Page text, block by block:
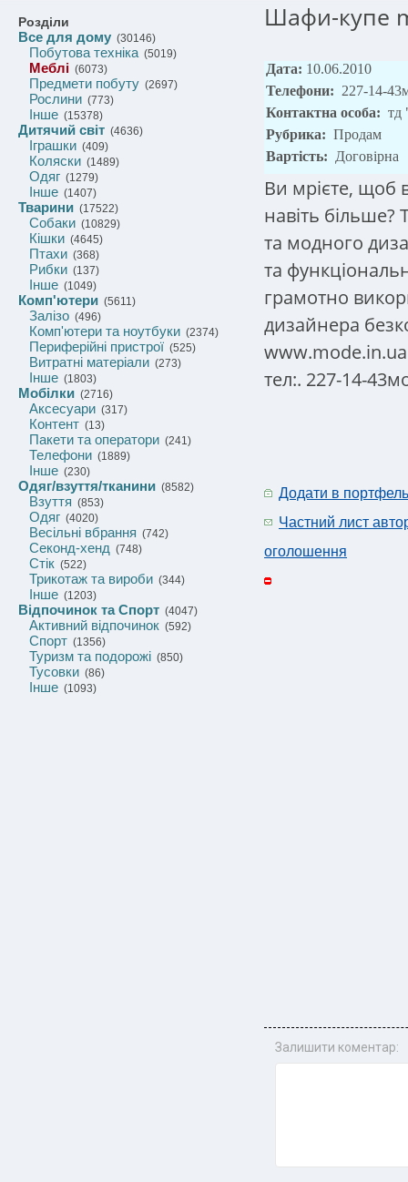
Розділи
Все для дому (30146)
Побутова техніка(5019)
Меблі (6073)
Предмети побуту (2697)
Рослини (773)
Інше (15378)
Дитячий світ (4636)
Іграшки (409)
Коляски (1489)
Одяг (1279)
Інше (1407)
Тварини (17522)
Собаки (10829)
Кішки (4645)
Птахи (368)
Рибки (137)
Інше (1049)
Комп'ютери (5611)
Залізо (496)
Комп'ютери та ноутбуки (2374)
Периферійні пристрої (525)
Витратні матеріали (273)
Інше (1803)
Мобілки (2716)
Аксесуари (317)
Контент (13)
Пакети та оператори (241)
Телефони (1889)
Інше (230)
Одяг/взуття/тканини (8582)
Взуття (853)
Одяг (4020)
Весільні вбрання (742)
Секонд-хенд (748)
Стік (522)
Трикотаж та вироби (344)
Інше (1203)
Відпочинок та Спорт (4047)
Активний відпочинок (592)
Спорт (1356)
Туризм та подорожі (850)
Тусовки (86)
Інше (1093)
Шафи-купе
Дата: 10.06.2010
Телефони: 227-14-
Контактна особа: тд
Рубрика: Продам
Вартість: Договірна
Ви мрієте, щоб
навіть більше?
та модного
та
грамотно
дизайнера
www.mode.in.ua
тел:. 227-14-
Додати в портфель
Частний лист
оголошення
Залишити коментар: